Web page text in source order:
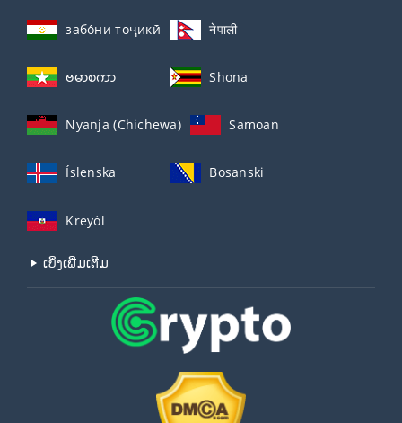
забо́ни тоҷикӣ́ नेपाली
ဗမာစကာ Shona
Nyanja (Chichewa) Samoan
Íslenska Bosanski
Kreyòl
ເບິ່ງເພີ່ມເຕີມ